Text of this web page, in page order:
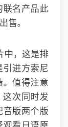
联名产品此
售。
中，这是排
引进方索尼
。值得注意
这次同时发
音版两个版